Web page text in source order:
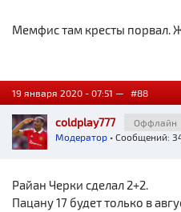
Мемфис там кресты порвал.
19 января 2020 - 07:51 — #88
coldplay777
Оффлайн
Модератор • Сообщений:
Райан Черки сделал 2+2.
Пацану 17 будет только в